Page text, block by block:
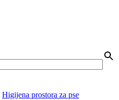
Higijena prostora za pse